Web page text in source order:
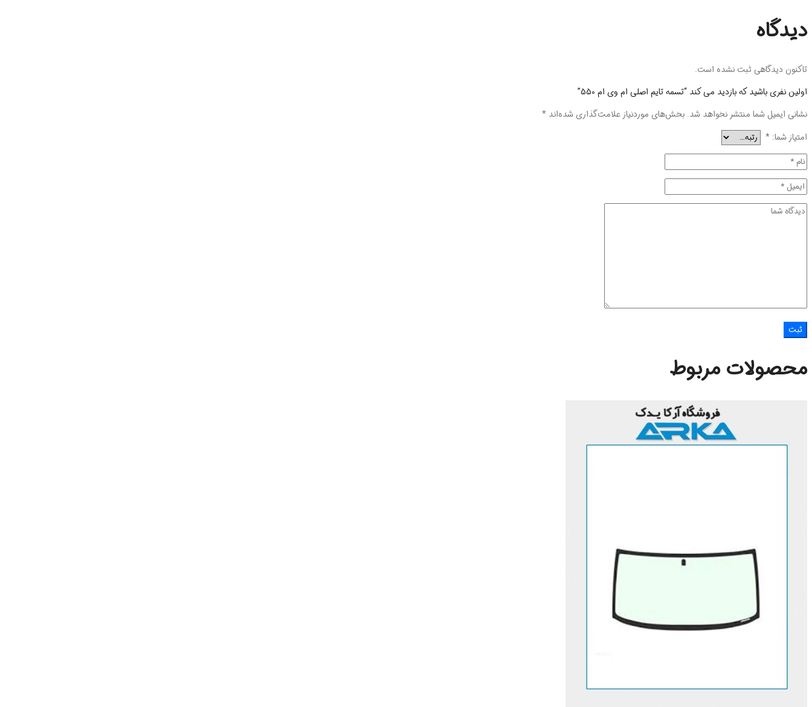
دیدگاه
تاکنون دیدگاهی ثبت نشده است.
اولین نفری باشید که بازدید می کند “تسمه تایم اصلی ام وی ام 550”
نشانی ایمیل شما منتشر نخواهد شد. بخش‌های موردنیاز علامت‌گذاری شده‌اند *
امتیاز شما: *
محصولات مربوط